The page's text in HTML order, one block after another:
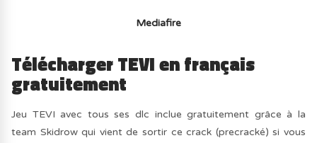
Mediafire
Télécharger TEVI en français
gratuitement
Jeu TEVI avec tous ses dlc inclue gratuitement grâce à la
team Skidrow qui vient de sortir ce crack (precracké) si vous